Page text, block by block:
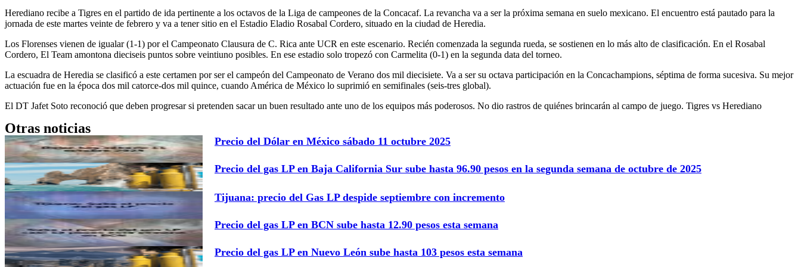
Herediano recibe a Tigres en el partido de ida pertinente a los octavos de la Liga de campeones de la Concacaf. La revancha va a ser la próxima semana en suelo mexicano. El encuentro está pautado para la
jornada de este martes veinte de febrero y va a tener sitio en el Estadio Eladio Rosabal Cordero, situado en la ciudad de Heredia.
Los Florenses vienen de igualar (1-1) por el Campeonato Clausura de C. Rica ante UCR en este escenario. Recién comenzada la segunda rueda, se sostienen en lo más alto de clasificación. En el Rosabal
Cordero, El Team amontona dieciseis puntos sobre veintiuno posibles. En ese estadio solo tropezó con Carmelita (0-1) en la segunda data del torneo.
La escuadra de Heredia se clasificó a este certamen por ser el campeón del Campeonato de Verano dos mil diecisiete. Va a ser su octava participación en la Concachampions, séptima de forma sucesiva. Su mejor
actuación fue en la época dos mil catorce-dos mil quince, cuando América de México lo suprimió en semifinales (seis-tres global).
El DT Jafet Soto reconoció que deben progresar si pretenden sacar un buen resultado ante uno de los equipos más poderosos. No dio rastros de quiénes brincarán al campo de juego. Tigres vs Herediano
Otras noticias
Precio del Dólar en México sábado 11 octubre 2025
Precio del gas LP en Baja California Sur sube hasta 96.90 pesos en la segunda semana de octubre de 2025
Tijuana: precio del Gas LP despide septiembre con incremento
Precio del gas LP en BCN sube hasta 12.90 pesos esta semana
Precio del gas LP en Nuevo León sube hasta 103 pesos esta semana